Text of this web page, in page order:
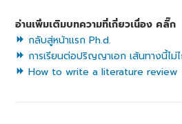
อ่านเพิ่มเติมบทความที่เกี่ยวเนื่อง คลิ๊ก
กลับสู่หน้าแรก Ph.d.
การเรียนต่อปริญญาเอก เส้นทางนี้ไม่
How to write a literature review